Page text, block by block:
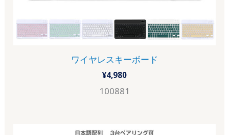
ワイヤレスキーボード
¥4,980
100881